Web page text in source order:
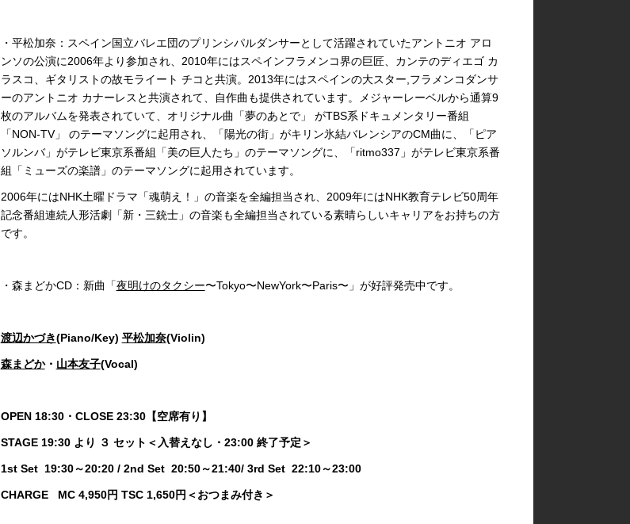
・平松加奈：スペイン国立バレエ団のプリンシパルダンサーとして活躍されていたアントニオ アロ
ンソの公演に2006年より参加され、2010年にはスペインフラメンコ界の巨匠、カンテのディエゴ カ
ラスコ、ギタリストの故モライート チコと共演。2013年にはスペインの大スター,フラメンコダンサ
ーのアントニオ カナーレスと共演されて、自作曲も提供されています。メジャーレーベルから通算9
枚のアルバムを発表されていて、オリジナル曲「夢のあとで」 がTBS系ドキュメンタリー番組
「NON-TV」 のテーマソングに起用され、「陽光の街」がキリン氷結バレンシアのCM曲に、「ピア
ソルンバ」がテレビ東京系番組「美の巨人たち」のテーマソングに、「ritmo337」がテレビ東京系番
組「ミューズの楽譜」のテーマソングに起用されています。
2006年にはNHK土曜ドラマ「魂萌え！」の音楽を全編担当され、2009年にはNHK教育テレビ50周年
記念番組連続人形活劇「新・三銃士」の音楽も全編担当されている素晴らしいキャリアをお持ちの方
です。
・森まどかCD：新曲「夜明けのタクシー〜Tokyo〜NewYork〜Paris〜」が好評発売中です。
渡辺かづき(Piano/Key) 平松加奈(Violin)
森まどか・ 山本友子(Vocal)
OPEN 18:30・CLOSE 23:30【空席有り】
STAGE 19:30 より ３ セット＜入替えなし・23:00 終了予定＞
1st Set 19:30～20:20 / 2nd Set 20:50～21:40/ 3rd Set 22:10～23:00
CHARGE MC 4,950円 TSC 1,650円＜おつまみ付き＞